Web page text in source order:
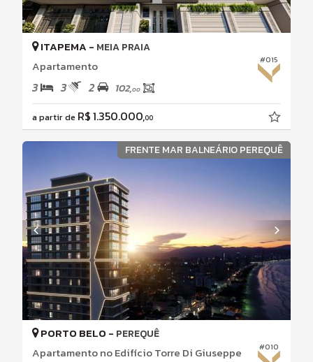
#015
ITAPEMA - MEIA PRAIA
Apartamento
3 3 2 102,00
a partir de R$ 1.350.000,00
FRENTE MAR BALNEÁRIO PEREQUÊ
#010
PORTO BELO - PEREQUÊ
Apartamento no Edifício Torre Di Giuseppe